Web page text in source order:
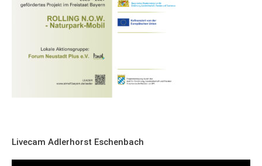
Livecam Adlerhorst Eschenbach